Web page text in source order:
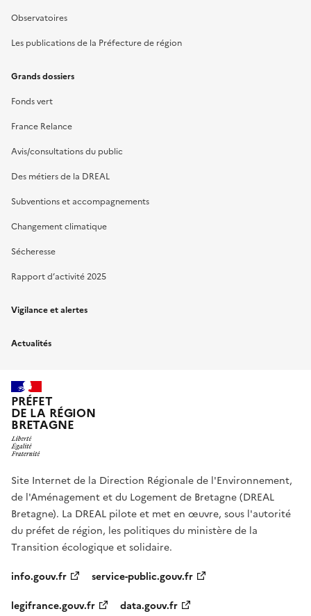
Observatoires
Les publications de la Préfecture de région
Grands dossiers
Fonds vert
France Relance
Avis/consultations du public
Des métiers de la DREAL
Subventions et accompagnements
Changement climatique
Sécheresse
Rapport d’activité 2025
Vigilance et alertes
Actualités
PRÉFET
DE LA RÉGION
BRETAGNE
Site Internet de la Direction Régionale de l'Environnement,
de l'Aménagement et du Logement de Bretagne (DREAL
Bretagne). La DREAL pilote et met en œuvre, sous l'autorité
du préfet de région, les politiques du ministère de la
Transition écologique et solidaire.
info.gouv.fr
service-public.gouv.fr
legifrance.gouv.fr
data.gouv.fr